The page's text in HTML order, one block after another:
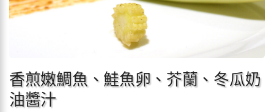
香煎嫩鯛魚、鮭魚卵、芥蘭、冬瓜奶
油醬汁